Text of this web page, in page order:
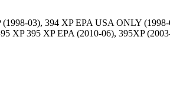
03), 394 XP EPA USA ONLY
XP 395 XP EPA (2010-06), 395XP